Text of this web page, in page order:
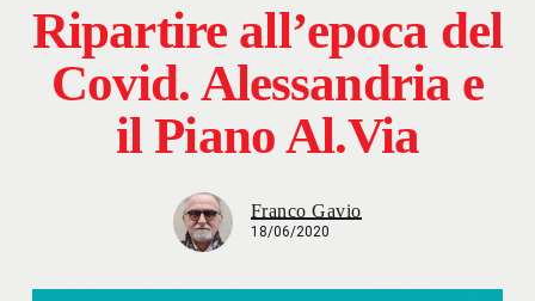
Ripartire all’epoca del
Covid. Alessandria e
il Piano Al.Via
Franco Gavio
18/06/2020